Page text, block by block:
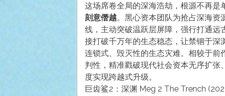
这场席卷全局的深海浩劫，根源不再是
刻意僭越。黑心资本团队为抢占深海资
线，主动突破温跃层屏障，强行打通
接打破千万年的生态稳态，让禁锢于
连锁式、毁灭性的生态灾难。相较于
判性，精准戳破现代社会资本无序扩
度实现跨越式升级。
巨齿鲨2：深渊 Meg 2 The Trench